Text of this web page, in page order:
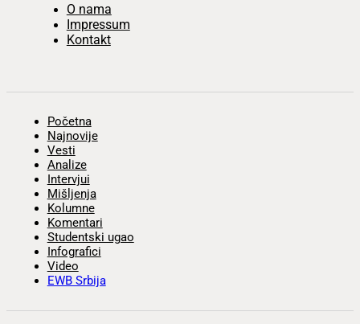
O nama
Impressum
Kontakt
Početna
Najnovije
Vesti
Analize
Intervjui
Mišljenja
Kolumne
Komentari
Studentski ugao
Infografici
Video
EWB Srbija